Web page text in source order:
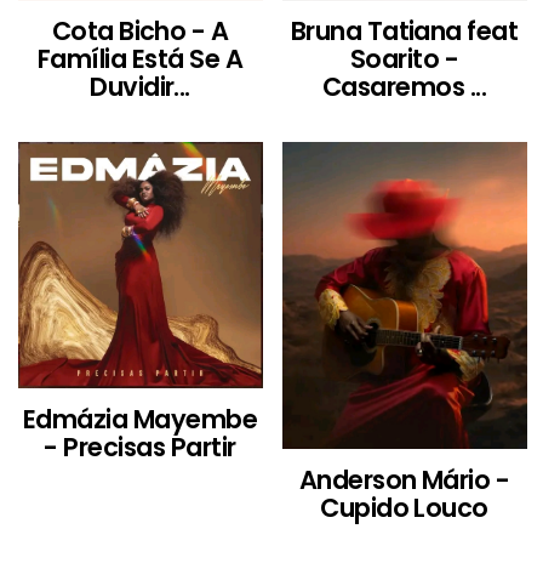
Cota Bicho - A
Família Está Se A
Duvidir...
Bruna Tatiana feat
Soarito -
Casaremos ...
Edmázia Mayembe
- Precisas Partir
Anderson Mário -
Cupido Louco